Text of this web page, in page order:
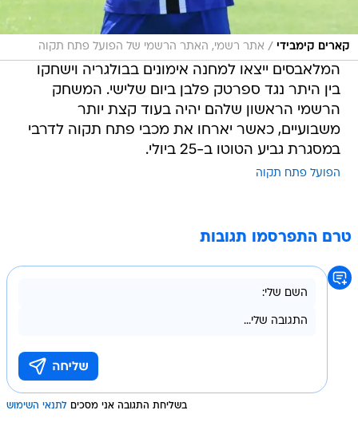
קארים קימבידי / אתר רשמי, האתר הרשמי של הפועל פתח תקוה
המלאבסים ייצאו למחנה אימונים בבולגריה וישחקו
בין היתר נגד ספרטק פלבן ביום שלישי. המשחק
הרשמי הראשון שלהם יהיה בעוד קצת יותר
משבועיים, כאשר יארחו את מכבי פתח תקוה לדרבי
במסגרת גביע הטוטו ב-25 ביולי.
הפועל פתח תקוה
טרם התפרסמו תגובות
בשליחת התגובה אני מסכים לתנאי השימוש